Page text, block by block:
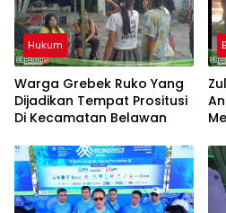
Hukum
Warga Grebek Ruko Yang
Dijadikan Tempat Prositusi
Di Kecamatan Belawan